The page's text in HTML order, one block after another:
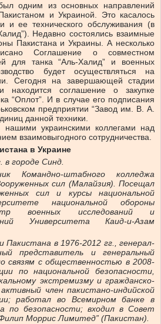
одним из основных направлений
и Украиной. Это касалось
и ее технического обслуживания (в
Недавно состоялись взаимные
Пакистана и Украины. А несколько
Соглашение о совместном
для танка “Аль-Халид” и военных
будет осуществляться на
Сегодня на завершающей стадии
находится соглашение о закупке
“Оплот”. И в случае его подписания
предприятии “Завод им. В. А.
данной техники.
украинскими коллегами над
взаимовыгодного сотрудничества.
в Украине
в городе Синд.
Командно-штабного колледжа
сил (Малайзия). Посещал
сил и курсы национальной
национальной обороны
военных исследований и
Университета Каид-и-Азам
Пакистана в 1976-2012 гг., генерал-
представитель и генеральный
связям с общественностью в 2008-
по национальной безопасности,
экстремизму и гражданско-
член пакистано-индийской
работал во Всемирном банке в
по безопасности; входил в Совет
Моррис Лимитед” (Пакистан).